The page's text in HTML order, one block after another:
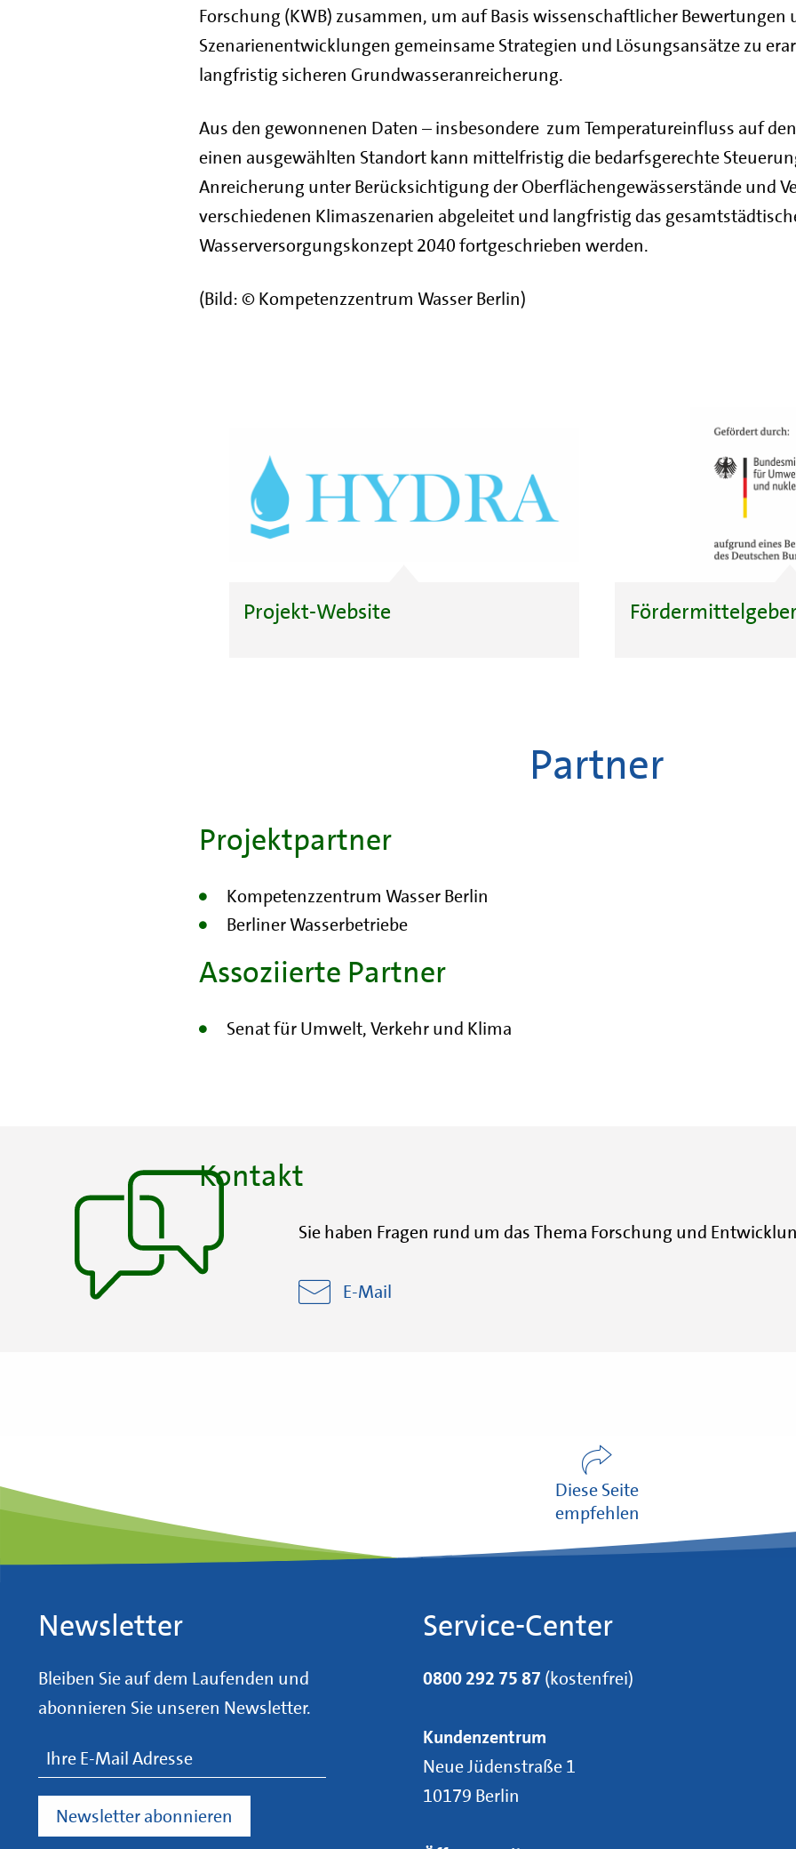
Forschung (KWB) zusammen, um auf Basis wissenschaftlicher Bewertungen
Szenarienentwicklungen gemeinsame Strategien und Lösungsansätze zu
langfristig sicheren Grundwasseranreicherung.
Aus den gewonnenen Daten – insbesondere zum Temperatureinfluss auf
einen ausgewählten Standort kann mittelfristig die bedarfsgerechte
Anreicherung unter Berücksichtigung der Oberflächengewässerstände und
verschiedenen Klimaszenarien abgeleitet und langfristig das
Wasserversorgungskonzept 2040 fortgeschrieben werden.
(Bild: © Kompetenzzentrum Wasser Berlin)
Projekt-Website
Partner
Projektpartner
Kompetenzzentrum Wasser Berlin
Berliner Wasserbetriebe
Assoziierte Partner
Senat für Umwelt, Verkehr und Klima
Kontakt
Sie haben Fragen rund um das Thema Forschung und
E-Mail
Diese Seite
empfehlen
Newsletter
Bleiben Sie auf dem Laufenden und
abonnieren Sie unseren Newsletter.
Service-Center
0800 292 75 87 (kostenfrei)
Kundenzentrum
Neue Jüdenstraße 1
10179 Berlin